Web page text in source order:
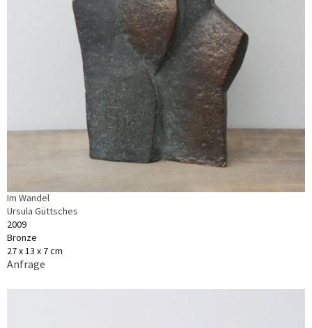
Im Wandel
Ursula Güttsches
2009
Bronze
27 x 13 x 7 cm
Anfrage